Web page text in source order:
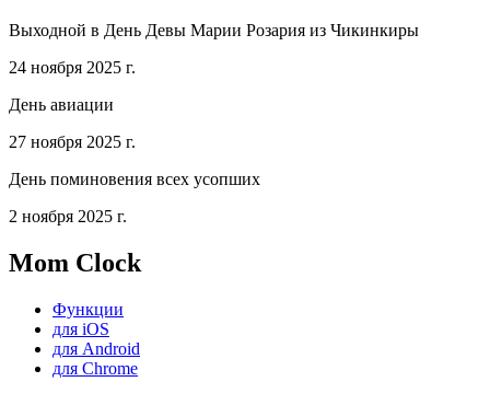
Выходной в День Девы Марии Розария из Чикинкиры
24 ноября 2025 г.
День авиации
27 ноября 2025 г.
День поминовения всех усопших
2 ноября 2025 г.
Mom Clock
Функции
для iOS
для Android
для Chrome